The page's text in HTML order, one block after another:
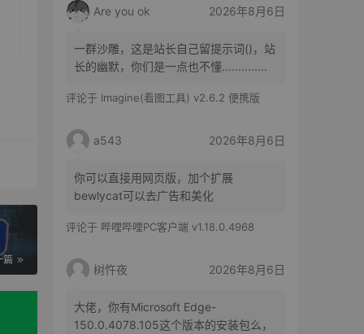
篇
Are you ok 2026年8月6日
一群沙雕，这是站长自己留提示词()，站
长的幽默，你们是一点也不懂..............
评论于 Imagine(看图工具) v2.6.2 便携版
a543 2026年8月6日
你可以直接用网页版，加个扩展
bewlycat可以去广告和美化
评论于 哔哩哔哩PC客户端 v1.18.0.4968
树忤夜 2026年8月6日
大佬，你有Microsoft Edge-
150.0.4078.105这个版本的安装包么，